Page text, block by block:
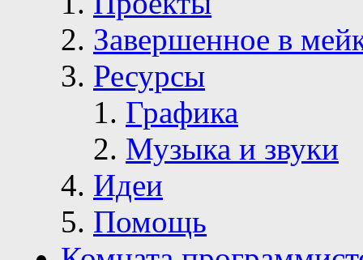
Завершенное в
Ресурсы
Графика
Музыка и звуки
Идеи
Помощь